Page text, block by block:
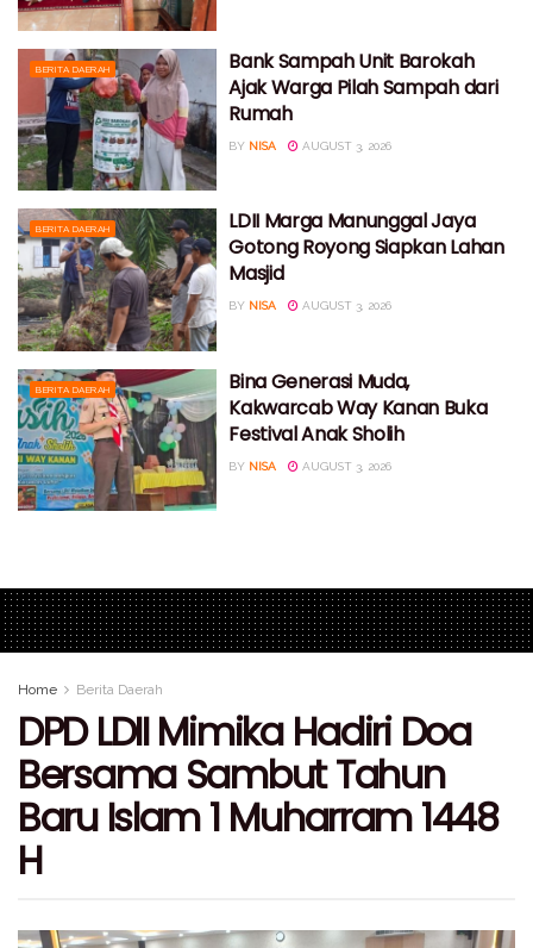
BERITA DAERAH
Bank Sampah Unit Barokah
Ajak Warga Pilah Sampah dari
Rumah
BY NISA AUGUST 3, 2026
BERITA DAERAH
LDII Marga Manunggal Jaya
Gotong Royong Siapkan Lahan
Masjid
BY NISA AUGUST 3, 2026
BERITA DAERAH
Bina Generasi Muda,
Kakwarcab Way Kanan Buka
Festival Anak Sholih
BY NISA AUGUST 3, 2026
Home Berita Daerah
DPD LDII Mimika Hadiri Doa
Bersama Sambut Tahun
Baru Islam 1 Muharram 1448
H